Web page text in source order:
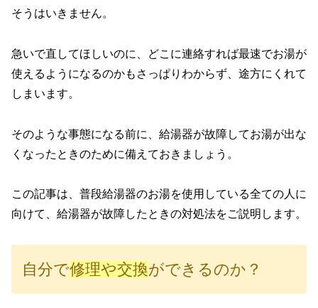
そうはいきません。
急いで直してほしいのに、どこに連絡すれば最速でお湯が
使えるようになるのかもさっぱりわからず、途方にくれて
しまいます。
そのような事態になる前に、給湯器が故障してお湯が出な
くなったときのために備えておきましょう。
この記事は、普段給湯器のお湯を使用している全ての人に
向けて、給湯器が故障したときの対処法をご説明します。
自分で修理や交換ができるのか？